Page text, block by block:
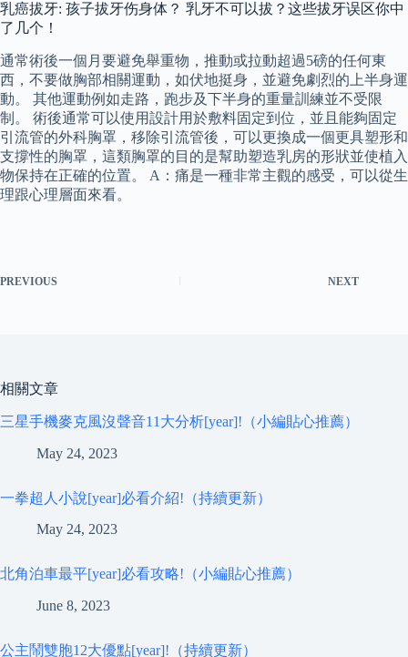
乳癌拔牙: 孩子拔牙伤身体？ 乳牙不可以拔？这些拔牙误区你中
了几个！
通常術後一個月要避免舉重物，推動或拉動超過5磅的任何東
西，不要做胸部相關運動，如伏地挺身，並避免劇烈的上半身運
動。 其他運動例如走路，跑步及下半身的重量訓練並不受限
制。 術後通常可以使用設計用於敷料固定到位，並且能夠固定
引流管的外科胸罩，移除引流管後，可以更換成一個更具塑形和
支撐性的胸罩，這類胸罩的目的是幫助塑造乳房的形狀並使植入
物保持在正確的位置。 A：痛是一種非常主觀的感受，可以從生
理跟心理層面來看。
PREVIOUS NEXT
相關文章
三星手機麥克風沒聲音11大分析[year]!（小編貼心推薦）
May 24, 2023
一拳超人小說[year]必看介紹!（持續更新）
May 24, 2023
北角泊車最平[year]必看攻略!（小編貼心推薦）
June 8, 2023
公主鬧雙胞12大優點[year]!（持續更新）